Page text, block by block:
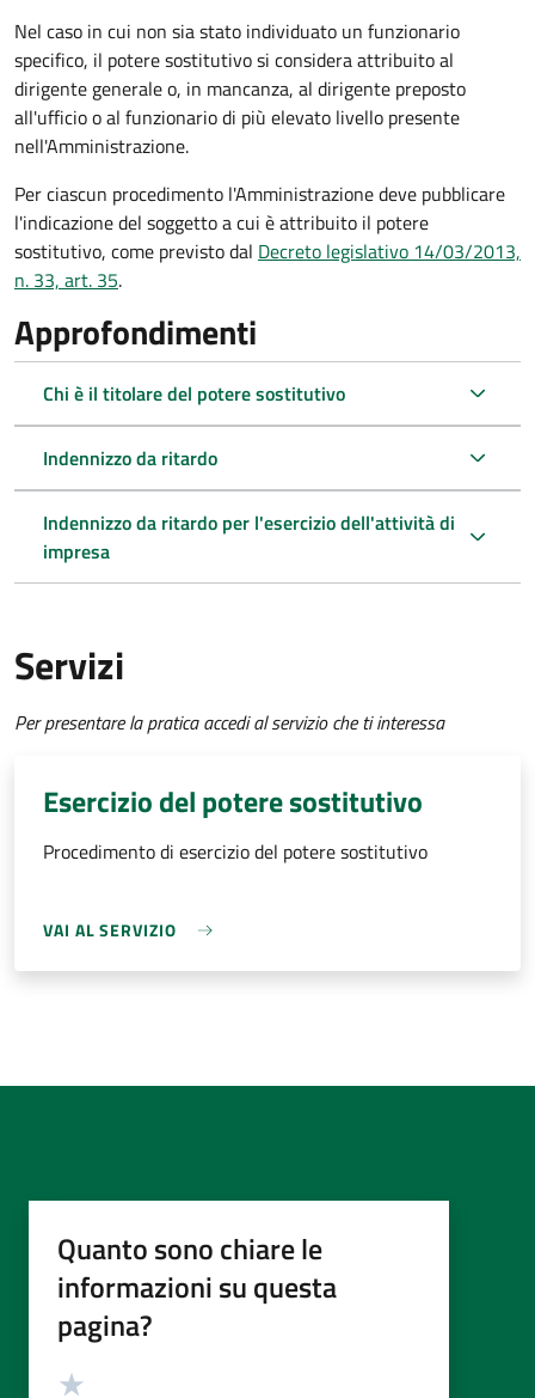
Nel caso in cui non sia stato individuato un funzionario
specifico, il potere sostitutivo si considera attribuito al
dirigente generale o, in mancanza, al dirigente preposto
all'ufficio o al funzionario di più elevato livello presente
nell'Amministrazione.
Per ciascun procedimento l'Amministrazione deve pubblicare
l'indicazione del soggetto a cui è attribuito il potere
sostitutivo, come previsto dal Decreto legislativo 14/03/2013,
n. 33, art. 35.
Approfondimenti
Chi è il titolare del potere sostitutivo
Indennizzo da ritardo
Indennizzo da ritardo per l'esercizio dell'attività di
impresa
Servizi
Per presentare la pratica accedi al servizio che ti interessa
Esercizio del potere sostitutivo
Procedimento di esercizio del potere sostitutivo
VAI AL SERVIZIO
Quanto sono chiare le
informazioni su questa
pagina?
Valutazione